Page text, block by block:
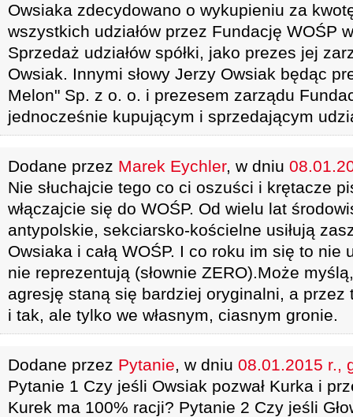
Owsiaka zdecydowano o wykupieniu za
wszystkich udziałów przez Fundację WOŚP
Sprzedaż udziałów spółki, jako prezes jej
Owsiak. Innymi słowy Jerzy Owsiak będąc
Melon" Sp. z o. o. i prezesem zarządu
jednocześnie kupującym i sprzedającym
Dodane przez Marek Eychler, w dniu
Nie słuchajcie tego co ci oszuści i krętacze
włączajcie się do WOŚP. Od wielu lat
antypolskie, sekciarsko-kościelne usiłują
Owsiaka i całą WOŚP. I co roku im się to nie
nie reprezentują (słownie ZERO).Może
agresję staną się bardziej oryginalni, a przez
i tak, ale tylko we własnym, ciasnym gronie.
Dodane przez Pytanie, w dniu 08.01.2015 r.,
Pytanie 1 Czy jeśli Owsiak pozwał Kurka i
Kurek ma 100% racji? Pytanie 2 Czy jeśli